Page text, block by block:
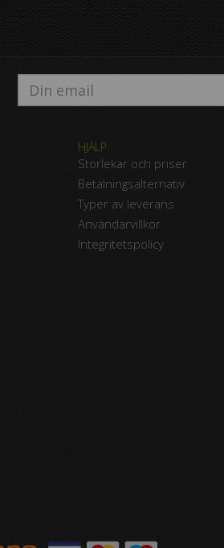
HJÄLP
Storlekar och priser
Betalningsalternativ
Typer av leverans
Användarvillkor
Integritetspolicy